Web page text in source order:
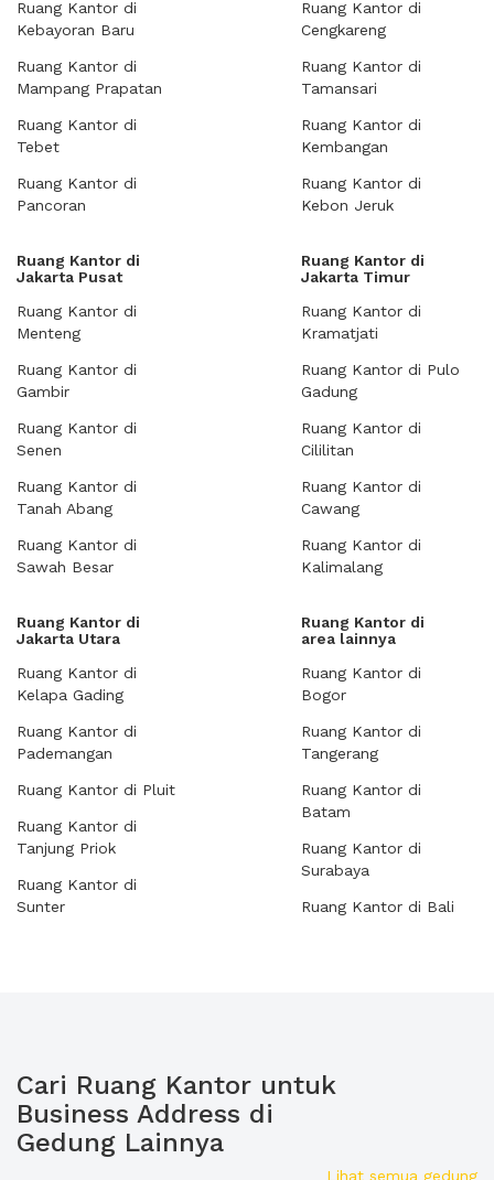
Ruang Kantor di
Kebayoran Baru
Ruang Kantor di
Mampang Prapatan
Ruang Kantor di
Tebet
Ruang Kantor di
Pancoran
Ruang Kantor di
Cengkareng
Ruang Kantor di
Tamansari
Ruang Kantor di
Kembangan
Ruang Kantor di
Kebon Jeruk
Ruang Kantor di
Jakarta Pusat
Ruang Kantor di
Menteng
Ruang Kantor di
Gambir
Ruang Kantor di
Senen
Ruang Kantor di
Tanah Abang
Ruang Kantor di
Sawah Besar
Ruang Kantor di
Jakarta Timur
Ruang Kantor di
Kramatjati
Ruang Kantor di Pulo
Gadung
Ruang Kantor di
Cililitan
Ruang Kantor di
Cawang
Ruang Kantor di
Kalimalang
Ruang Kantor di
Jakarta Utara
Ruang Kantor di
Kelapa Gading
Ruang Kantor di
Pademangan
Ruang Kantor di Pluit
Ruang Kantor di
Tanjung Priok
Ruang Kantor di
Sunter
Ruang Kantor di
area lainnya
Ruang Kantor di
Bogor
Ruang Kantor di
Tangerang
Ruang Kantor di
Batam
Ruang Kantor di
Surabaya
Ruang Kantor di Bali
Cari Ruang Kantor untuk
Business Address di
Gedung Lainnya
Lihat semua gedung